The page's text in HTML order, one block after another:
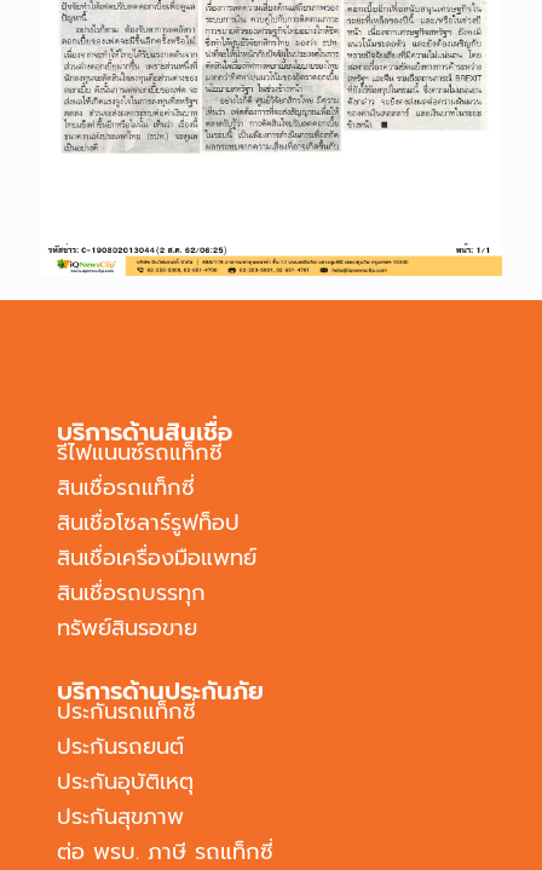
บริการด้านสินเชื่อ
รีไฟแนนซ์รถแท็กซี่
สินเชื่อรถแท็กซี่
สินเชื่อโซลาร์รูฟท็อป
สินเชื่อเครื่องมือแพทย์
สินเชื่อรถบรรทุก
ทรัพย์สินรอขาย
บริการด้านประกันภัย
ประกันรถแท็กซี่
ประกันรถยนต์
ประกันอุบัติเหตุ
ประกันสุขภาพ
ต่อ พรบ. ภาษี รถแท็กซี่